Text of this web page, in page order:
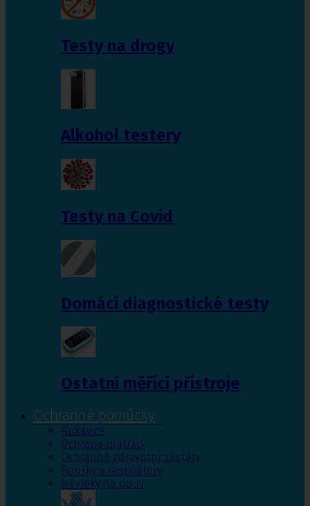
Testy na drogy
Alkohol testery
Testy na Covid
Domácí diagnostické testy
Ostatní měřící přístroje
Ochranné pomůcky
Rukavice
Ochrana matrací
Ochranné zdravotní zástěry
Roušky a respirátory
Návleky na obuv